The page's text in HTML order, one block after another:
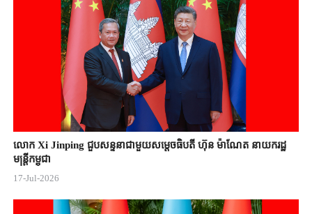
លោក Xi Jinping ជួបសន្ទនាជាមួយសម្តេចធិបតី ហ៊ុន ម៉ាណែត នាយករដ្ឋ
មន្ត្រីកម្ពុជា
17-Jul-2026